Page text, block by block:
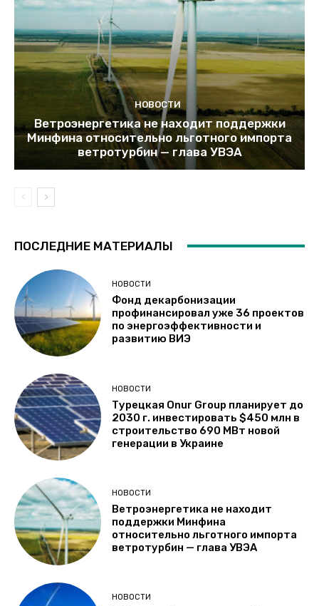
НОВОСТИ
Ветроэнергетика не находит поддержки
Минфина относительно льготного импорта
ветротурбин — глава УВЭА
ПОСЛЕДНИЕ МАТЕРИАЛЫ
НОВОСТИ
Фонд декарбонизации
профинансировал уже 36 проектов
по энергоэффективности и
развитию ВИЭ
НОВОСТИ
Турецкая Onur Group планирует до
2030 г. инвестировать $450 млн в
строительство 690 МВт новой
генерации в Украине
НОВОСТИ
Ветроэнергетика не находит
поддержки Минфина
относительно льготного импорта
ветротурбин — глава УВЭА
НОВОСТИ